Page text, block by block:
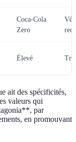
Coca-Cola
Zero
Élevé
ait des spécificités,
valeurs qui
par
en promouvant